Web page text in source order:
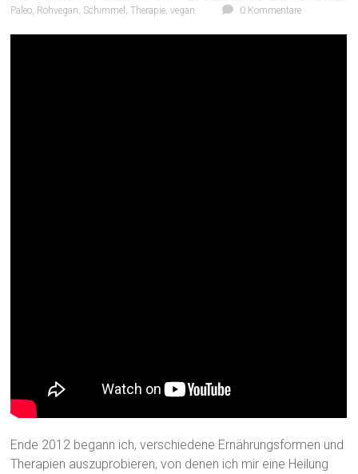
Paleo Rohvegan Schimmel ,Therapie ,vegan 0 Kommentare
Ende 2012 begann ich, verschiedene Ernährungsformen und
Therapien auszuprobieren, von denen ich mir eine Heilung